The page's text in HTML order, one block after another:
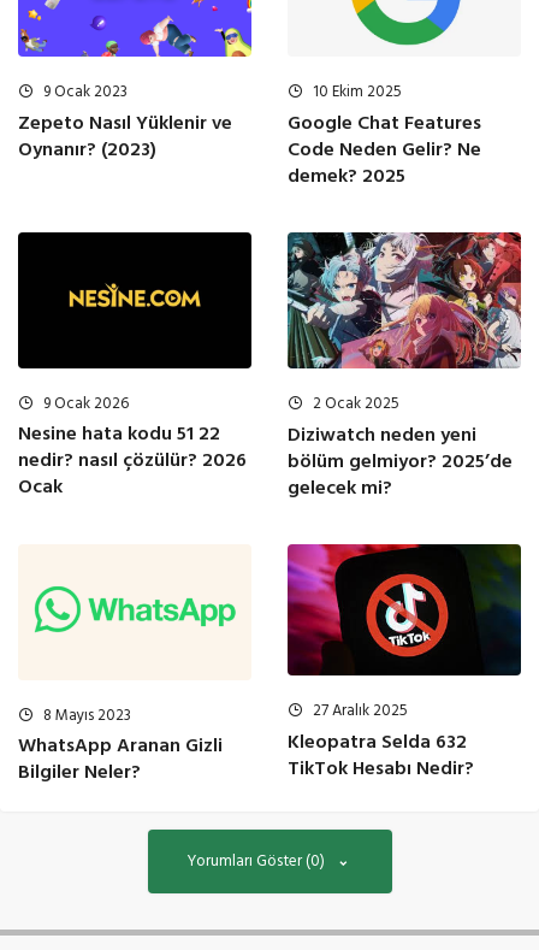
9 Ocak 2023
Zepeto Nasıl Yüklenir ve
Oynanır? (2023)
10 Ekim 2025
Google Chat Features
Code Neden Gelir? Ne
demek? 2025
9 Ocak 2026
Nesine hata kodu 51 22
nedir? nasıl çözülür? 2026
Ocak
2 Ocak 2025
Diziwatch neden yeni
bölüm gelmiyor? 2025’de
gelecek mi?
8 Mayıs 2023
WhatsApp Aranan Gizli
Bilgiler Neler?
27 Aralık 2025
Kleopatra Selda 632
TikTok Hesabı Nedir?
Yorumları Göster (0)